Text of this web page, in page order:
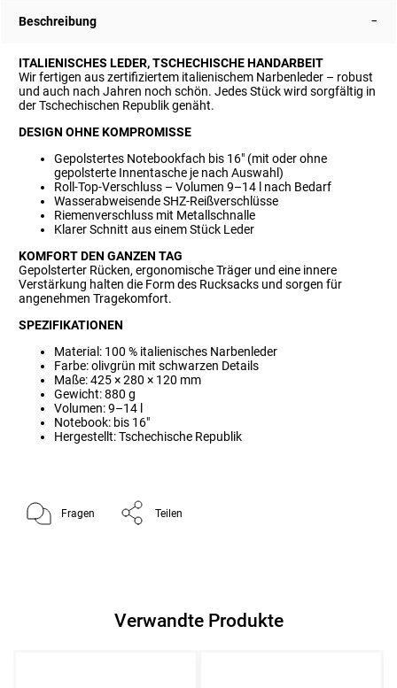
Beschreibung
ITALIENISCHES LEDER, TSCHECHISCHE HANDARBEIT
Wir fertigen aus zertifiziertem italienischem Narbenleder – robust
und auch nach Jahren noch schön. Jedes Stück wird sorgfältig in
der Tschechischen Republik genäht.
DESIGN OHNE KOMPROMISSE
Gepolstertes Notebookfach bis 16" (mit oder ohne
gepolsterte Innentasche je nach Auswahl)
Roll-Top-Verschluss – Volumen 9–14 l nach Bedarf
Wasserabweisende SHZ-Reißverschlüsse
Riemenverschluss mit Metallschnalle
Klarer Schnitt aus einem Stück Leder
KOMFORT DEN GANZEN TAG
Gepolsterter Rücken, ergonomische Träger und eine innere
Verstärkung halten die Form des Rucksacks und sorgen für
angenehmen Tragekomfort.
SPEZIFIKATIONEN
Material: 100 % italienisches Narbenleder
Farbe: olivgrün mit schwarzen Details
Maße: 425 × 280 × 120 mm
Gewicht: 880 g
Volumen: 9–14 l
Notebook: bis 16"
Hergestellt: Tschechische Republik
Fragen Teilen
Verwandte Produkte